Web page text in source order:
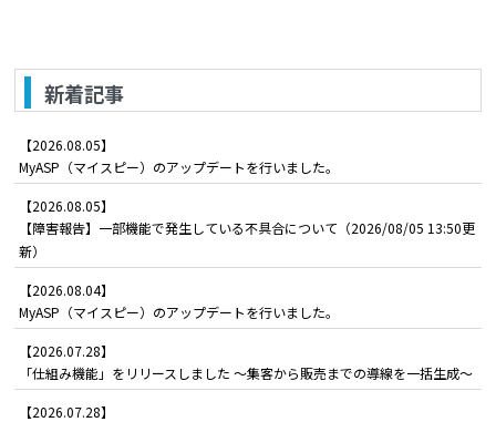
新着記事
【2026.08.05】
MyASP（マイスピー）のアップデートを行いました。
【2026.08.05】
【障害報告】一部機能で発生している不具合について（2026/08/05 13:50更
新）
【2026.08.04】
MyASP（マイスピー）のアップデートを行いました。
【2026.07.28】
「仕組み機能」をリリースしました ～集客から販売までの導線を一括生成～
【2026.07.28】